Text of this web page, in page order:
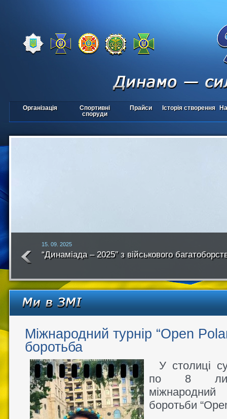
Організація
Спортивні
споруди
Прайси Історія створення
15. 09. 2025
“Динаміада – 2025″ з військового
року
Міжнародний турнір “Open
боротьба
У столиці
по 8
боротьби